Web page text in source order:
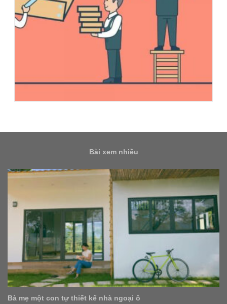
Bài xem nhiều
Bà mẹ một con tự thiết kế nhà ngoại ô